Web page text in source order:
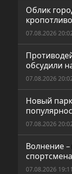
Облик
07.08.2026
обсудили
07.08.2026
Новый
07.08.2026
Волнение
спортсмена
07.08.2026 19:11